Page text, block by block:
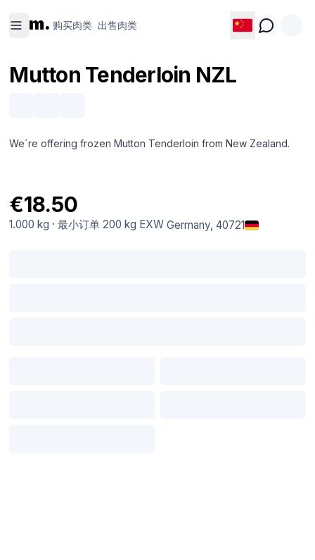
m. 购买肉类 出售肉类
Mutton Tenderloin NZL
We´re offering frozen Mutton Tenderloin from New Zealand.
€18.50
1.000 kg ·最小订单 200 kg EXW Germany, 40721